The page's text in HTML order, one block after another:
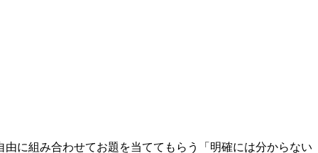
に組み合わせてお題を当ててもらう「明確には分からない